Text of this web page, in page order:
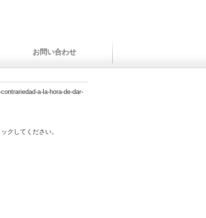
お問い合わせ
a-la-hora-de-dar-
クしてください。